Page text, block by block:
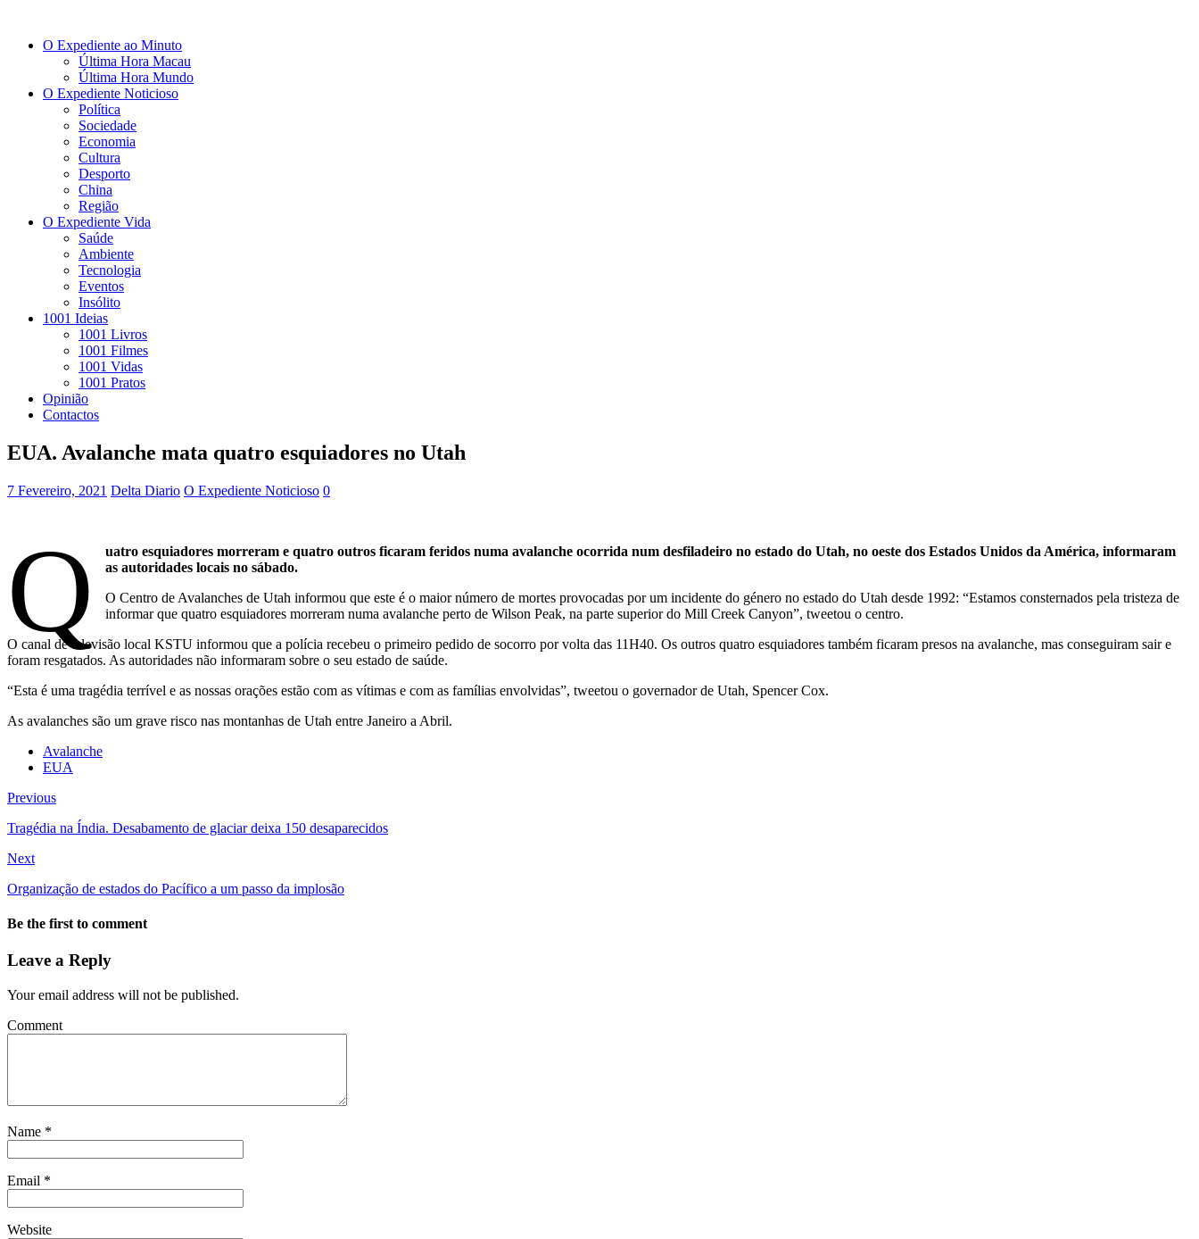
O Expediente ao Minuto
Última Hora Macau
Última Hora Mundo
O Expediente Noticioso
Política
Sociedade
Economia
Cultura
Desporto
China
Região
O Expediente Vida
Saúde
Ambiente
Tecnologia
Eventos
Insólito
1001 Ideias
1001 Livros
1001 Filmes
1001 Vidas
1001 Pratos
Opinião
Contactos
EUA. Avalanche mata quatro esquiadores no Utah
7 Fevereiro, 2021 Delta Diario O Expediente Noticioso 0
Q
uatro esquiadores morreram e quatro outros ficaram feridos numa avalanche ocorrida num desfiladeiro no estado do Utah, no oeste dos Estados Unidos da América, informaram
as autoridades locais no sábado.
O Centro de Avalanches de Utah informou que este é o maior número de mortes provocadas por um incidente do género no estado do Utah desde 1992: “Estamos consternados pela tristeza de
informar que quatro esquiadores morreram numa avalanche perto de Wilson Peak, na parte superior do Mill Creek Canyon”, tweetou o centro.
O canal de televisão local KSTU informou que a polícia recebeu o primeiro pedido de socorro por volta das 11H40. Os outros quatro esquiadores também ficaram presos na avalanche, mas conseguiram sair e
foram resgatados. As autoridades não informaram sobre o seu estado de saúde.
“Esta é uma tragédia terrível e as nossas orações estão com as vítimas e com as famílias envolvidas”, tweetou o governador de Utah, Spencer Cox.
As avalanches são um grave risco nas montanhas de Utah entre Janeiro a Abril.
Avalanche
EUA
Previous
Tragédia na Índia. Desabamento de glaciar deixa 150 desaparecidos
Next
Organização de estados do Pacífico a um passo da implosão
Be the first to comment
Leave a Reply
Your email address will not be published.
Comment
Name *
Email *
Website